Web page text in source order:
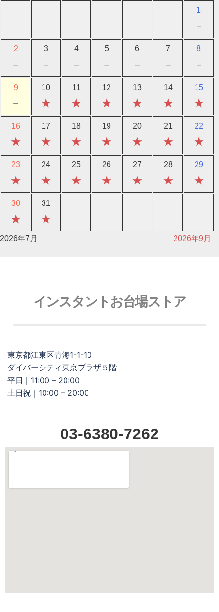
1
－
2
－
3
－
4
－
5
－
6
－
7
－
8
－
9
－
10
★
11
★
12
★
13
★
14
★
15
★
16
★
17
★
18
★
19
★
20
★
21
★
22
★
23
★
24
★
25
★
26
★
27
★
28
★
29
★
30
★
31
★
2026年7月 2026年9月
インスタントお台場ストア
東京都江東区青海1-1-10
ダイバーシティ東京プラザ５階
平日｜11:00 – 20:00
土日祝｜10:00 – 20:00
03-6380-7262